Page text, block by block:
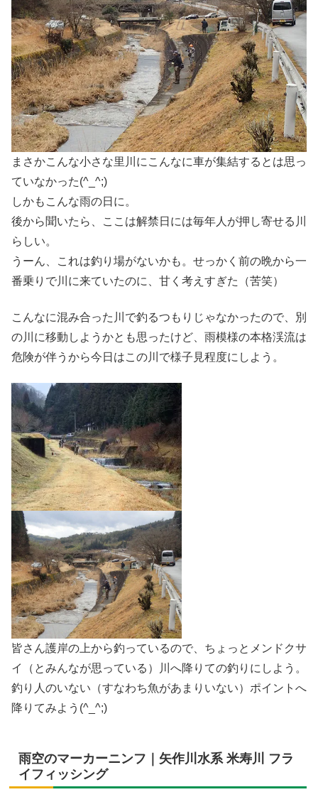
まさかこんな小さな里川にこんなに車が集結するとは思っ
ていなかった(^_^;)
しかもこんな雨の日に。
後から聞いたら、ここは解禁日には毎年人が押し寄せる川
らしい。
うーん、これは釣り場がないかも。せっかく前の晩から一
番乗りで川に来ていたのに、甘く考えすぎた（苦笑）
こんなに混み合った川で釣るつもりじゃなかったので、別
の川に移動しようかとも思ったけど、雨模様の本格渓流は
危険が伴うから今日はこの川で様子見程度にしよう。
皆さん護岸の上から釣っているので、ちょっとメンドクサ
イ（とみんなが思っている）川へ降りての釣りにしよう。
釣り人のいない（すなわち魚があまりいない）ポイントへ
降りてみよう(^_^;)
雨空のマーカーニンフ｜矢作川水系 米寿川 フラ
イフィッシング